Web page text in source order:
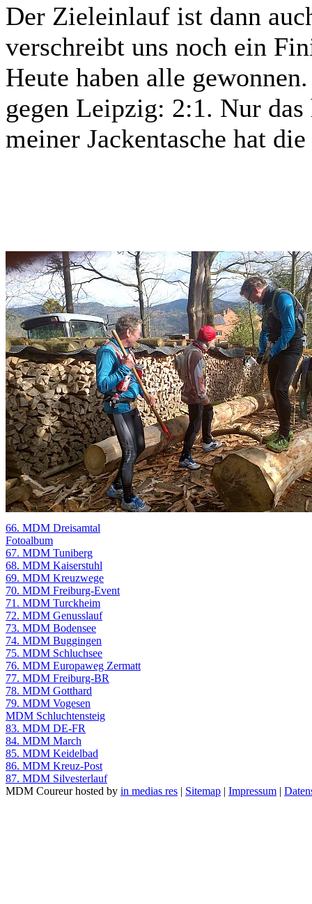
Der Zieleinlauf ist dann
verschreibt uns noch ein
Heute haben alle
gegen Leipzig: 2:1. Nur
meiner Jackentasche hat
66. MDM Dreisamtal
Fotoalbum
67. MDM Tuniberg
68. MDM Kaiserstuhl
69. MDM Kreuzwege
70. MDM Freiburg-Event
71. MDM Turckheim
72. MDM Genusslauf
73. MDM Bodensee
74. MDM Buggingen
75. MDM Schluchsee
76. MDM Europaweg Zermatt
77. MDM Freiburg-BR
78. MDM Gotthard
79. MDM Vogesen
MDM Schluchtensteig
83. MDM DE-FR
84. MDM March
85. MDM Keidelbad
86. MDM Kreuz-Post
87. MDM Silvesterlauf
MDM Coureur hosted by in medias res | Sitemap | Impressum |